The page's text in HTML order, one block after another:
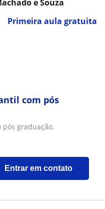
Primeira aula gratuita
e Souza
com pós
graduação.
Entrar em contato